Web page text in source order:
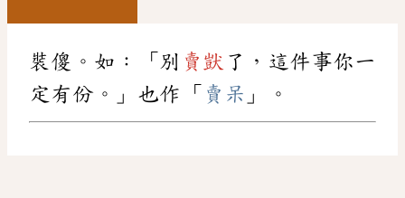
裝傻。如：「別 賣獃 了，這件事你一
定有份。」也作「 賣呆 」。